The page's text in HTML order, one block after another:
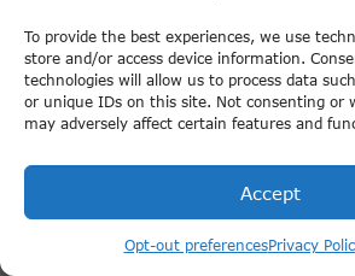
To provide the best experiences, we use
store and/or access device information.
technologies will allow us to process data
or unique IDs on this site. Not consenting or
may adversely affect certain features and
Accept
Opt-out preferencesPrivacy
De beste luxe hotels in
Praktische
Parkeren in
Leuke plekken rondom